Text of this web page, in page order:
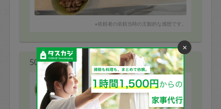
※依頼者の依頼当時の主観的な感想です。
50代 女性より
ブルックナー
×